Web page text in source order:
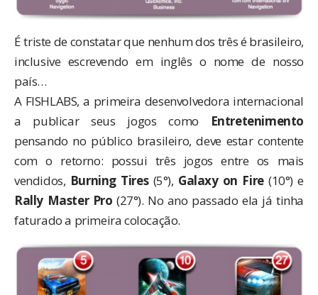
É triste de constatar que nenhum dos três é brasileiro,
inclusive escrevendo em inglês o nome de nosso
país…
A FISHLABS, a primeira desenvolvedora internacional
a publicar seus jogos como
Entretenimento
pensando no público brasileiro, deve estar contente
com o retorno: possui três jogos entre os mais
vendidos, Burning Tires(5°), Galaxy on Fire(10°) e
Rally Master Pro (27°). No ano passado ela já tinha
faturado a primeira colocação.